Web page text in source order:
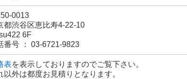
0013
都渋谷区恵比寿4-22-10
6F
番号 ： 03-6721-9823
表を表示しておりますのでご覧下さい。
以外は都度お見積りとなります。